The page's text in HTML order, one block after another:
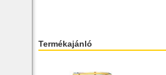
Termékajánló